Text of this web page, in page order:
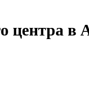
центра